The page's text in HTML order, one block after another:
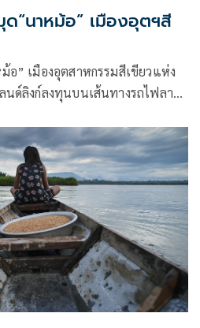
“นาหม้อ” เมืองอุตฯสี
” เมืองอุตสาหกรรมสีเขียวแห่ง
งยืน